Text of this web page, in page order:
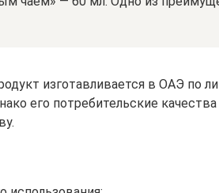
изготавливается в ОАЭ по
его потребительские